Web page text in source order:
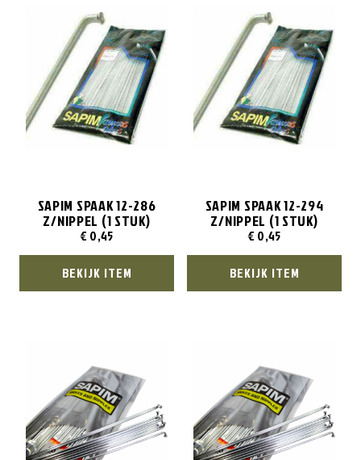
SAPIM SPAAK 12-286
Z/NIPPEL (1 STUK)
€ 0,45
BEKIJK ITEM
SAPIM SPAAK 12-294
Z/NIPPEL (1 STUK)
€ 0,45
BEKIJK ITEM